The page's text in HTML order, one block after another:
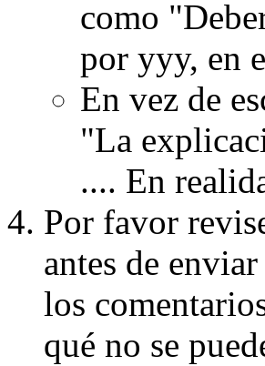
como
por yyy, en
En vez de
"La
.... En
Por favor
antes de
los
qué no se